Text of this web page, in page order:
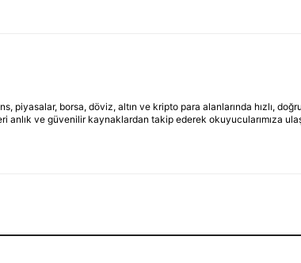
piyasalar, borsa, döviz, altın ve kripto para alanlarında hızlı,
anlık ve güvenilir kaynaklardan takip ederek okuyucularımıza